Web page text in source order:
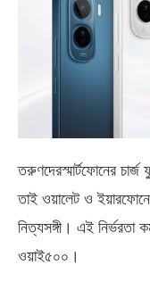
তরুণদেরস্মার্টফোনের
তাই ওয়ালেট ও
নিত্যসঙ্গী। এই নির্ভরতা
ওয়াই৫০০ ।